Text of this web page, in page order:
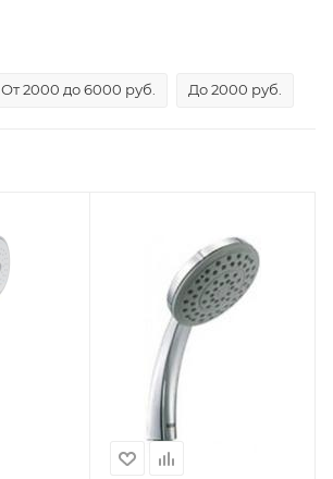
От 2000 до 6000 руб. До 2000 руб.